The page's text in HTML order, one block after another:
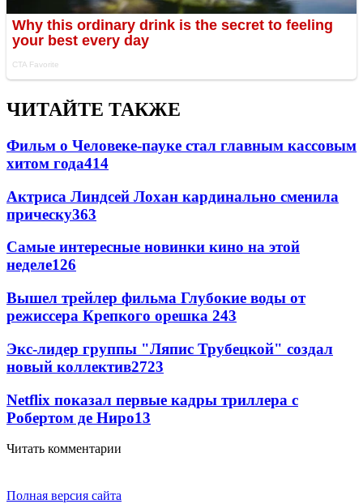
ЧИТАЙТЕ ТАКЖЕ
Фильм о Человеке-пауке стал главным кассовым
хитом года414
Актриса Линдсей Лохан кардинально сменила
прическу363
Самые интересные новинки кино на этой
неделе126
Вышел трейлер фильма Глубокие воды от
режиссера Крепкого орешка 243
Экс-лидер группы "Ляпис Трубецкой" создал
новый коллектив2723
Netflix показал первые кадры триллера с
Робертом де Ниро13
Читать комментарии
Полная версия сайта